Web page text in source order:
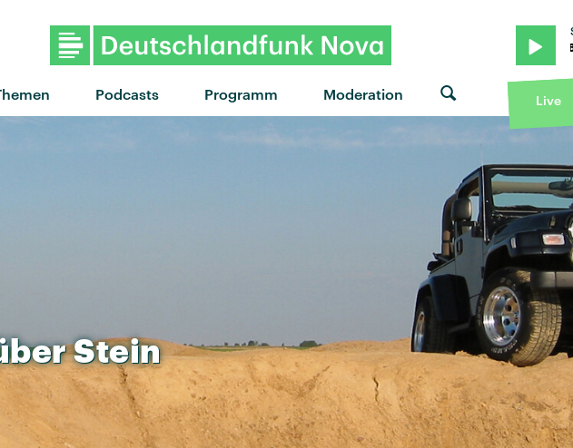
Podcasts Programm Moderation
"Berlin TV Tower" von Blondshell · "Berlin TV
Live
Stein